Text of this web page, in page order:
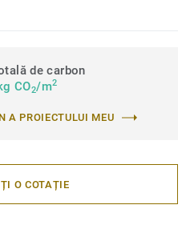
de carbon
CO2/m2
A PROIECTULUI MEU
O COTAȚIE